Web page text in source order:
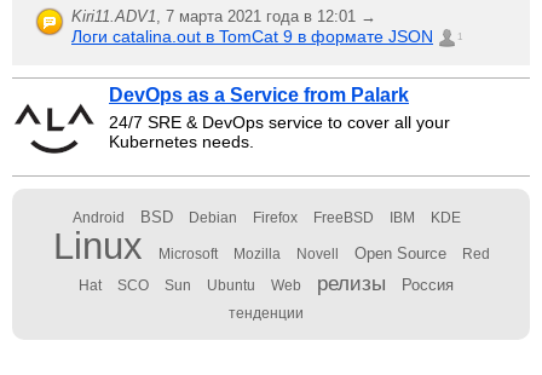
Kiri11.ADV1 7 марта 2021 года в 12:01 →
Логи catalina.out в TomCat 9 в формате JSON 1
DevOps as a Service from Palark
24/7 SRE & DevOps service to cover all your
Kubernetes needs.
Android BSD Debian Firefox FreeBSD IBM KDE
Linux Microsoft Mozilla Novell Open Source Red
Hat SCO Sun Ubuntu Web релизы Россия
тенденции